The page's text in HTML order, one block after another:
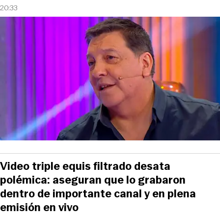
20:33
Video triple equis filtrado desata
polémica: aseguran que lo grabaron
dentro de importante canal y en plena
emisión en vivo